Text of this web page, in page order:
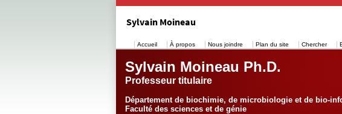
Sylvain Moineau
Accueil À propos Nous joindre Plan du site Chercher
Sylvain Moineau Ph.D.
Professeur titulaire
Département de biochimie, de microbiologie et de bio-
Faculté des sciences et de génie